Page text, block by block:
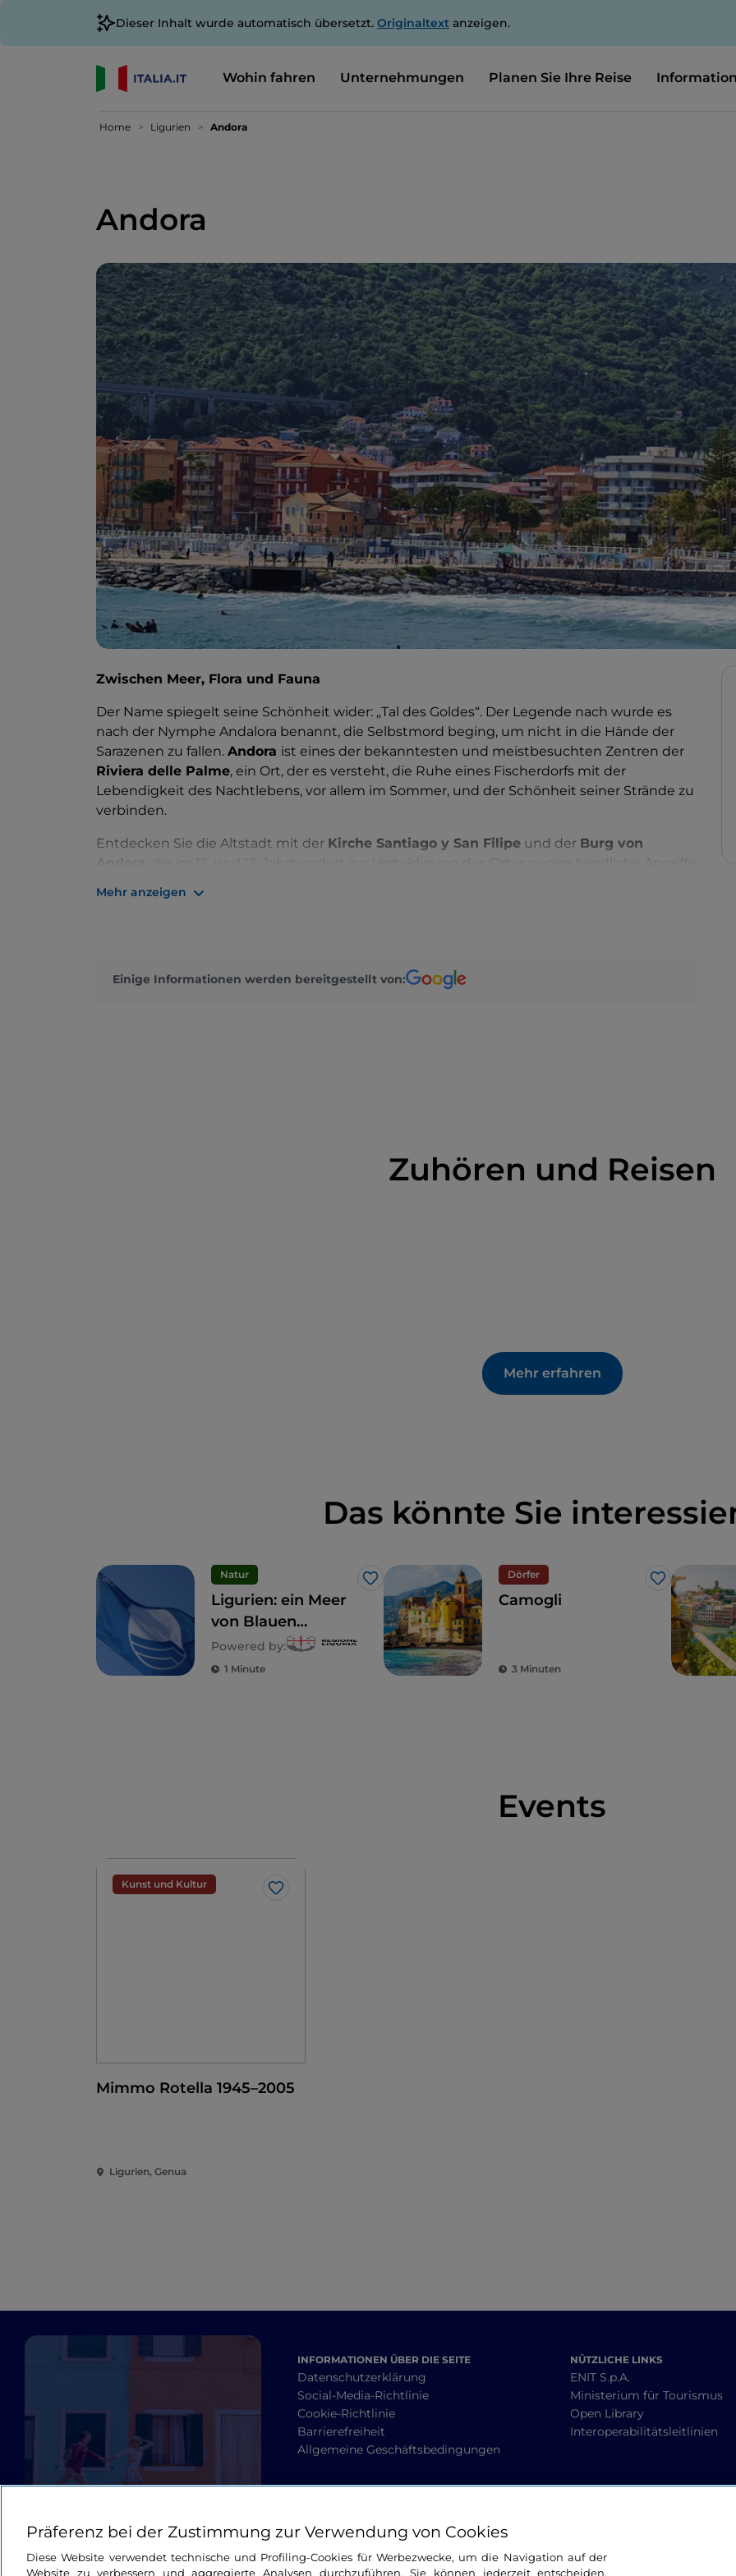
Dieser Inhalt wurde automatisch übersetzt. Originaltext anzeigen.
Wohin fahren Unternehmungen Planen Sie Ihre Reise
Home Ligurien Andora
Andora
Zwischen Meer, Flora und Fauna
Der Name spiegelt seine Schönheit wider: „Tal des Goldes“. Der Legende nach wurde es
nach der Nymphe Andalora benannt, die Selbstmord beging, um nicht in die Hände der
Sarazenen zu fallen. Andora ist eines der bekanntesten und meistbesuchten Zentren der
Riviera delle Palme, ein Ort, der es versteht, die Ruhe eines Fischerdorfs mit der
Lebendigkeit des Nachtlebens, vor allem im Sommer, und der Schönheit seiner Strände zu
verbinden.
Entdecken Sie die Altstadt mit der Kirche Santiago y San Filipe und der Burg von
sandigsten Liguriens.
eintauchen kann.Vogelliebhaberkönnen im nahegelegenen
beobachten, während diejenigen, die
Mehr anzeigen
Einige Informationen werden bereitgestellt von:
Zuhören und Reisen
Mehr erfahren
Das könnte Sie
Natur
Like
Ligurien: ein Meer
von Blauen
Flaggen
Powered by:
1 Minute
Dörfer
Like
Camogli
3 Minuten
Events
Kunst und Kultur
Like
Mimmo Rotella 1945–2005
Ligurien, Genua
INFORMATIONEN ÜBER DIE SEITE
Datenschutzerklärung
Social-Media-Richtlinie
Cookie-Richtlinie
Barrierefreiheit
Allgemeine Geschäftsbedingungen
NÜTZLICHE LINKS
ENIT S.p.A.
Ministerium für Tourismus
Open Library
Interoperabilitätsleitlinien
Präferenz bei der Zustimmung zur Verwendung von Cookies
Diese Website verwendet technische und Profiling-Cookies für Werbezwecke, um die Navigation auf der
Website zu verbessern und aggregierte Analysen durchzuführen. Sie können jederzeit entscheiden,